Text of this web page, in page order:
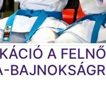
A